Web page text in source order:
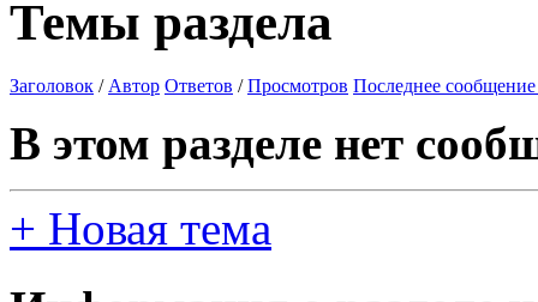
Темы раздела
Заголовок / Автор Ответов /Просмотров Последнее сообщение
В этом разделе нет
+ Новая тема